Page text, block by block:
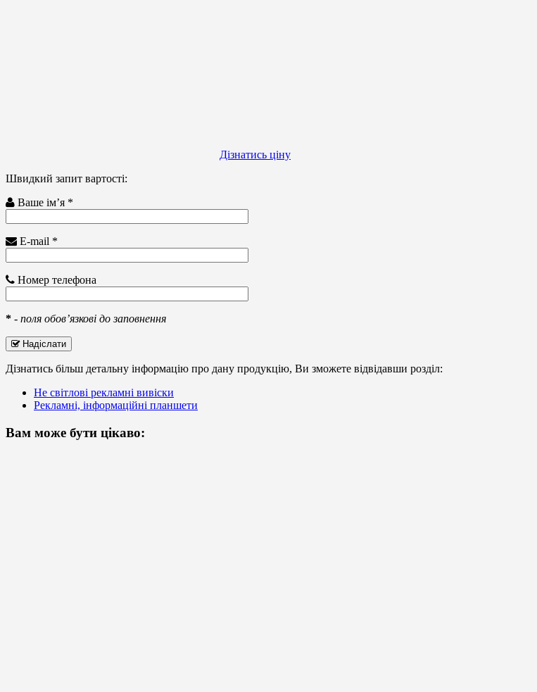
Дізнатись ціну
Швидкий запит вартості:
Ваше ім’я *
E-mail *
Номер телефона
* - поля обов’язкові до заповнення
Надіслати
Дізнатись більш детальну інформацію про дану продукцію, Ви зможете відвідавши розділ:
Не світлові рекламні вивіски
Рекламні, інформаційні планшети
Вам може бути цікаво: